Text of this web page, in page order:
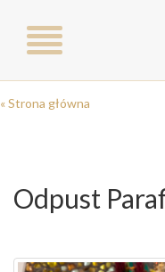
Toggle
navigation
« Strona główna
Odpust